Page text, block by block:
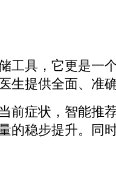
工具，它更是一
提供全面、准
前症状，智能推
的稳步提升。同